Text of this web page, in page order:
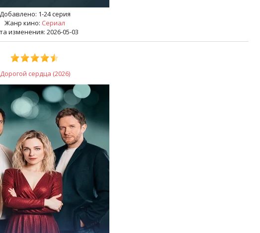
1-24 серия
Жанр кино: Сериал
изменения: 2026-05-03
Дорогой сердца (2026)